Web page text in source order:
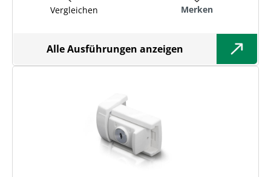
Vergleichen Merken
Alle Ausführungen anzeigen